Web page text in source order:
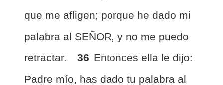
que me afligen; porque he dado mi
palabra al SEÑOR, y no me puedo
retractar.
36 Entonces ella le dijo:
Padre mío, has dado tu palabra al